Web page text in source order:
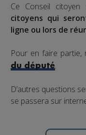
Ce Conseil citoyen
citoyens qui
ligne ou lors de
Pour en faire partie,
du député.
D’autres questions
se passera sur